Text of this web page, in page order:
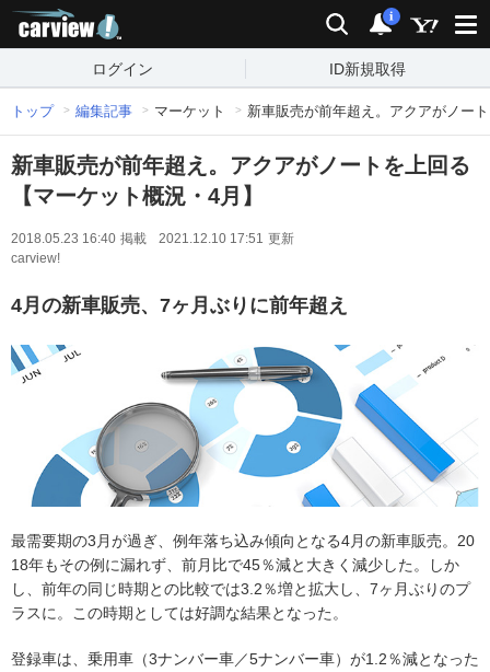
検索 通知
i
ログイン ID新規取得
トップ 編集記事 マーケット 新車販売が前年超え。アクアがノー
新車販売が前年超え。アクアがノートを上回る
【マーケット概況・4月】
2018.05.23 16:40 掲載 2021.12.10 17:51 更新
carview!
4月の新車販売、7ヶ月ぶりに前年超え
最需要期の3月が過ぎ、例年落ち込み傾向となる4月の新車販売。20
18年もその例に漏れず、前月比で45％減と大きく減少した。しか
し、前年の同じ時期との比較では3.2％増と拡大し、7ヶ月ぶりのプ
ラスに。この時期としては好調な結果となった。
登録車は、乗用車（3ナンバー車／5ナンバー車）が1.2％減となった